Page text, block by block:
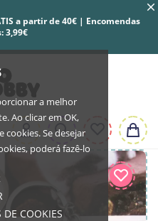
a melhor
Ao clicar em OK,
cookies. Se desejar
poderá fazê-lo
DE COOKIES
a partir de 40€ | Encomendas
3,99€